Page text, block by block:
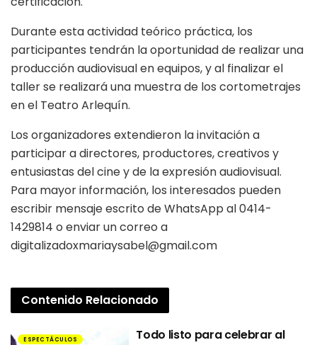
Durante esta actividad teórico práctica, los
participantes tendrán la oportunidad de realizar una
producción audiovisual en equipos, y al finalizar el
taller se realizará una muestra de los cortometrajes
en el Teatro Arlequín.
Los organizadores extendieron la invitación a
participar a directores, productores, creativos y
entusiastas del cine y de la expresión audiovisual.
Para mayor información, los interesados pueden
escribir mensaje escrito de WhatsApp al 0414-
1429814 o enviar un correo a
digitalizadoxmariaysabel@gmail.com
Contenido Relacionado
ESPECTÁCULOS
Todo listo para celebrar al